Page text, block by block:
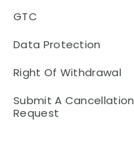
GTC
Data Protection
Right Of Withdrawal
Submit A Cancellation
Request